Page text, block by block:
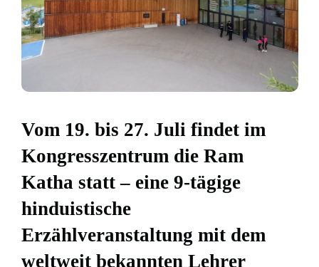
Vom 19. bis 27. Juli findet im
Kongresszentrum die Ram
Katha statt – eine 9-tägige
hinduistische
Erzählveranstaltung mit dem
weltweit bekannten Lehrer